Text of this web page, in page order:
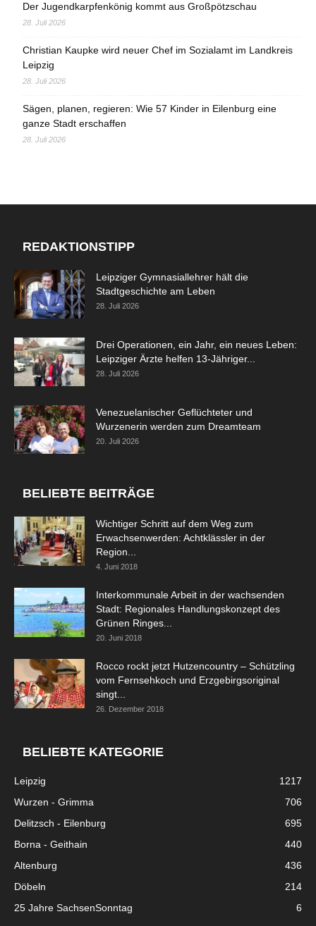
Der Jugendkarpfenkönig kommt aus Großpötzschau
28. Juli 2026
Christian Kaupke wird neuer Chef im Sozialamt im Landkreis
Leipzig
28. Juli 2026
Sägen, planen, regieren: Wie 57 Kinder in Eilenburg eine
ganze Stadt erschaffen
28. Juli 2026
REDAKTIONSTIPP
Leipziger Gymnasiallehrer hält die
Stadtgeschichte am Leben
28. Juli 2026
Drei Operationen, ein Jahr, ein neues Leben:
Leipziger Ärzte helfen 13-Jähriger...
28. Juli 2026
Venezuelanischer Geflüchteter und
Wurzenerin werden zum Dreamteam
20. Juli 2026
BELIEBTE BEITRÄGE
Wichtiger Schritt auf dem Weg zum
Erwachsenwerden: Achtklässler in der
Region...
4. Juni 2018
Interkommunale Arbeit in der wachsenden
Stadt: Regionales Handlungskonzept des
Grünen Ringes...
20. Juni 2018
Rocco rockt jetzt Hutzencountry – Schützling
vom Fernsehkoch und Erzgebirgsoriginal
singt...
26. Dezember 2018
BELIEBTE KATEGORIE
Leipzig
1217
Wurzen - Grimma
706
Delitzsch - Eilenburg
695
Borna - Geithain
440
Altenburg
436
Döbeln
214
25 Jahre SachsenSonntag
6